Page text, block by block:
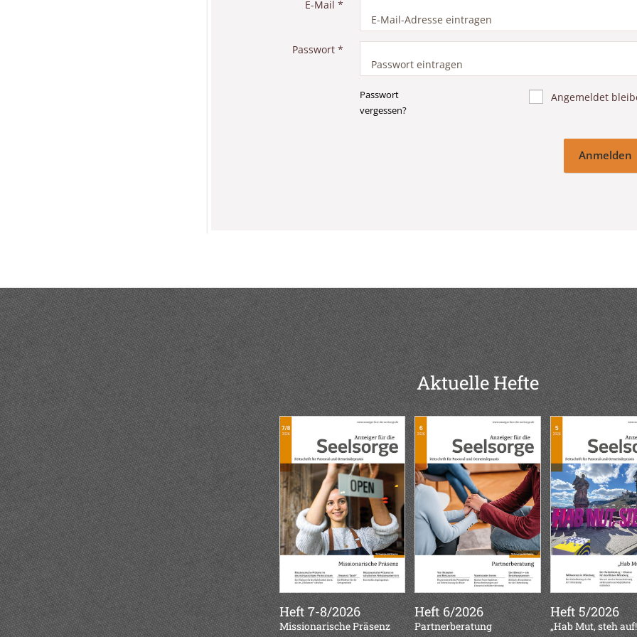
E-Mail *
Passwort *
Passwort
vergessen?
Angemeldet
Anmelden
Aktuelle Hefte
Heft 7-8/2026
:
Missionarische Präsenz
Heft 6/2026
:
Partnerberatung
Heft 5/2026
:
„Hab Mut, steh